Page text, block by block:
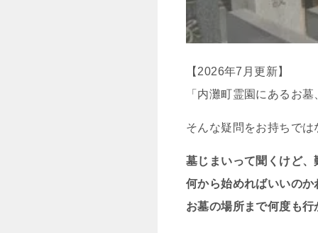
【2026年7月更新】
「内灘町霊園にあるお
そんな疑問をお持ちで
墓じまいって聞くけど
何から始めればいいの
お墓の場所まで何度も